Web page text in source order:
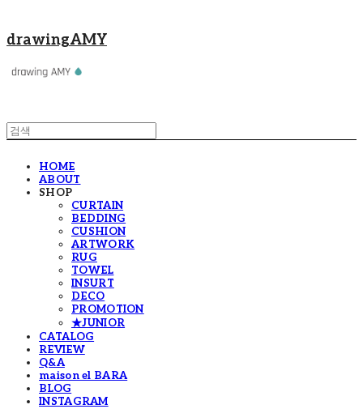
drawingAMY
HOME
ABOUT
SHOP
CURTAIN
BEDDING
CUSHION
ARTWORK
RUG
TOWEL
INSURT
DECO
PROMOTION
★JUNIOR
CATALOG
REVIEW
Q&A
maison el BARA
BLOG
INSTAGRAM